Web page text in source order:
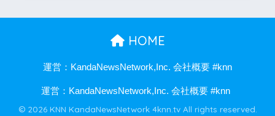
HOME
運営：KandaNewsNetwork,Inc. 会社概要 #knn
運営：KandaNewsNetwork,Inc. 会社概要 #knn
© 2026 KNN KandaNewsNetwork 4knn.tv All rights reserved.